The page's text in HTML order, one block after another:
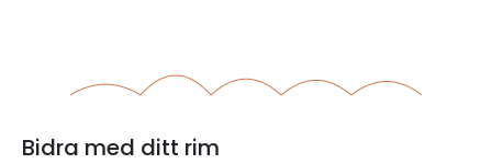
Bidra med ditt rim